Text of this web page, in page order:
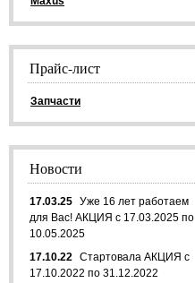
Прайс-лист
Запчасти
Новости
17.03.25 Уже 16 лет работаем
для Вас! АКЦИЯ с 17.03.2025 по
10.05.2025
17.10.22 Стартовала АКЦИЯ с
17.10.2022 по 31.12.2022